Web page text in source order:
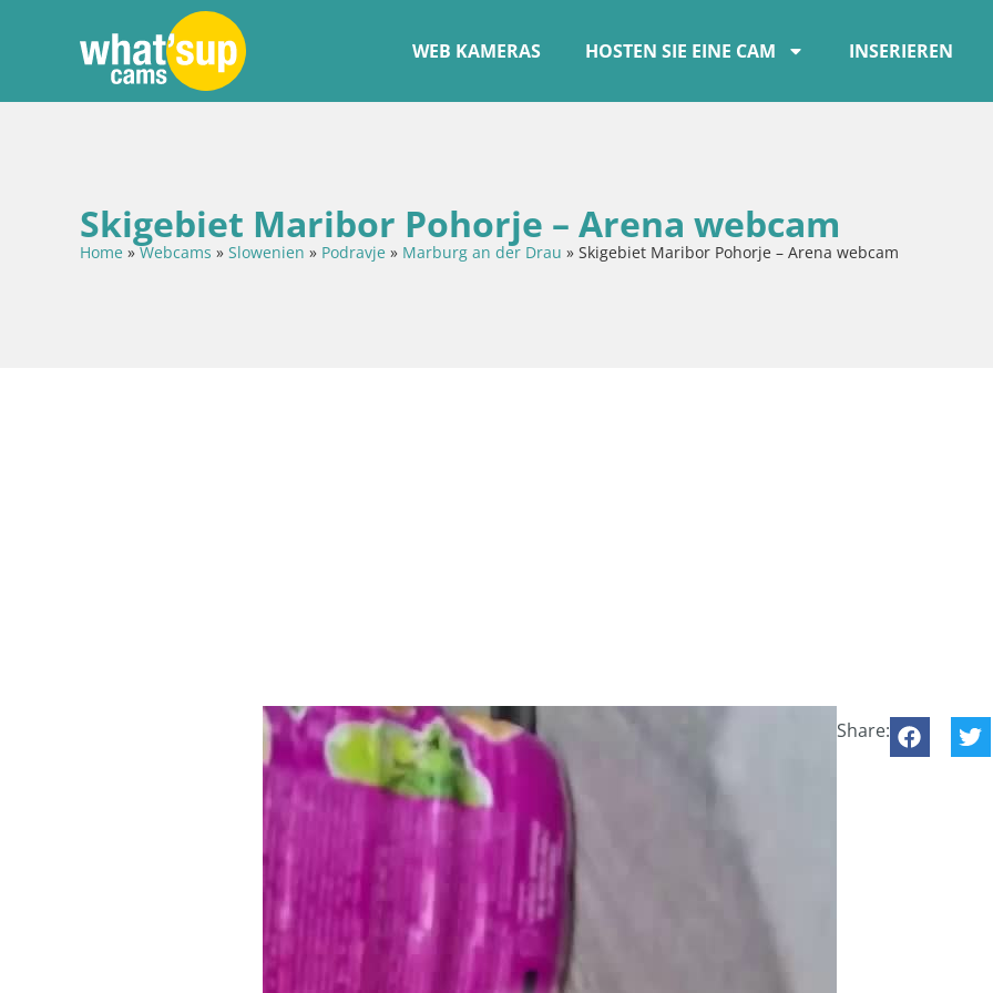
WEB KAMERAS HOSTEN SIE EINE CAM INSERIEREN
Skigebiet Maribor Pohorje – Arena webcam
Home »Webcams » Slowenien » Podravje » Marburg an der Drau » Skigebiet Maribor Pohorje – Arena webcam
Share: